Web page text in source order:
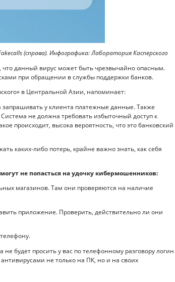
(справа). Инфографика: Лаборатория Касперского
данный вирус может быть чрезвычайно опасным.
при обращении в службы поддержки банков.
в Центральной Азии, напоминает:
у клиента платежные данные. Также
не должна требовать избыточный доступ к
происходит, высока вероятность, что это банковский
каких-либо потерь, крайне важно знать, как себя
не попасться на удочку кибермошенников:
магазинов. Там они проверяются на наличие
приложение. Проверить, действительно ли они
будет просить у вас по телефонному разговору логин
не только на ПК, но и на своих